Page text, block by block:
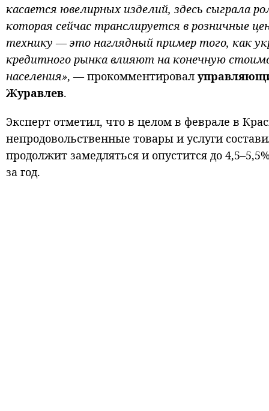
касается ювелирных изделий, здесь сыграла
которая сейчас транслируется в розничные
технику — это наглядный пример того, как
кредитного рынка влияют на конечную
населения», — прокомментировал
Журавлев.
Эксперт отметил, что в целом в феврале в
непродовольственные товары и услуги
продолжит замедляться и опустится до
за год.